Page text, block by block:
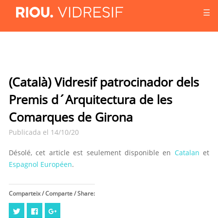
☰
(Català) Vidresif patrocinador dels
Premis d´Arquitectura de les
Comarques de Girona
Publicada el 14/10/20
Désolé, cet article est seulement disponible en Catalan et
Espagnol Européen.
Comparteix / Comparte / Share:
Cliquez
pour
Cliquez
pour